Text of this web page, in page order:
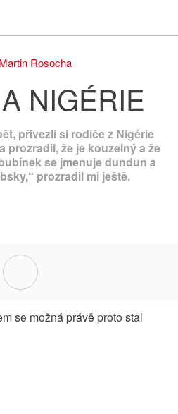
Martin Rosocha
NIGÉRIE
přivezli si rodiče z Nigérie
prozradil, že je kouzelný a že
se jmenuje dundun a
prozradil mi ještě.
se možná právě proto stal